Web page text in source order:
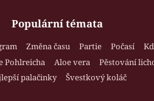
Populární témata
Změna času Partie Počasí
Pohlreicha Aloe vera Pěstování
palačinky
Švestkový koláč